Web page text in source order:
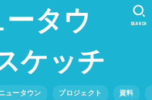
ータウ
ケッチ
ュータウン プロジェクト 資料
SEARCH